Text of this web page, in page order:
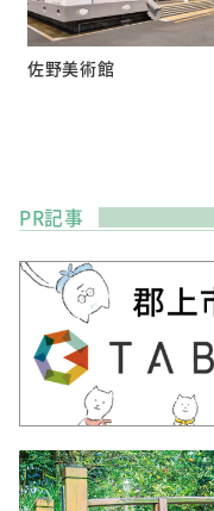
佐野美術館
PR記事